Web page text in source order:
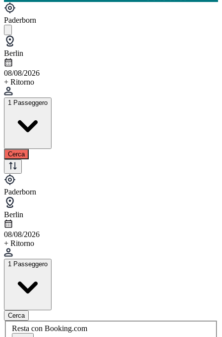
Paderborn
Berlin
08/08/2026
+ Ritorno
1 Passeggero
Cerca
Paderborn
Berlin
08/08/2026
+ Ritorno
1 Passeggero
Cerca
Resta con Booking.com